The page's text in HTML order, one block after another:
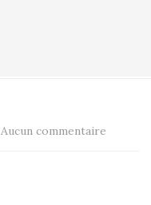
Aucun commentaire